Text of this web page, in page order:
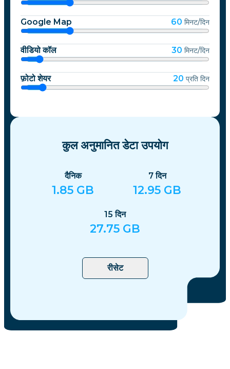
Google Map 60 मिनट/दिन
वीडियो कॉल 30 मिनट/दिन
फ़ोटो शेयर 20 प्रति दिन
कुल अनुमानित डेटा उपयोग
दैनिक
1.85 GB
7दिन
12.95 GB
15दिन
27.75 GB
रीसेट